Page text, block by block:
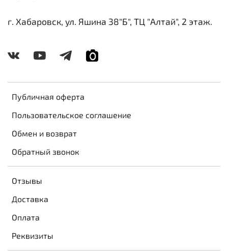
Публичная оферта
Пользовательское соглашение
Обмен и возврат
Обратный звонок
Отзывы
Доставка
Оплата
Реквизиты
г. Хабаровск, ул. Яшина 38"Б", ТЦ "Алтай", 2 этаж.